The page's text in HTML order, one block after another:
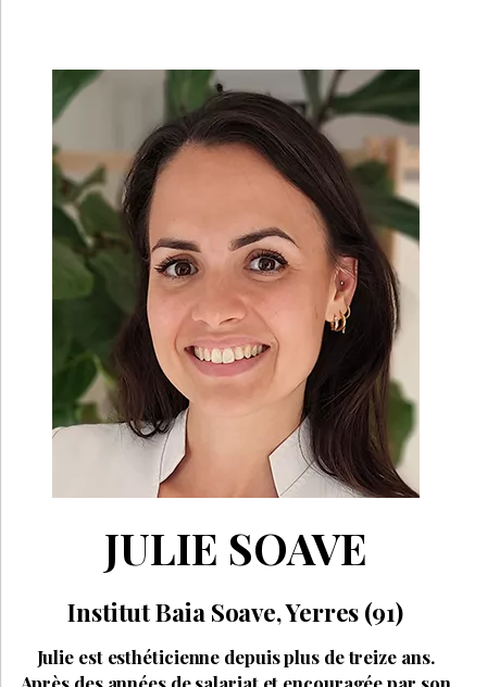
JULIE SOAVE
Institut Baia Soave, Yerres (91)
Julie est esthéticienne depuis plus de treize ans.